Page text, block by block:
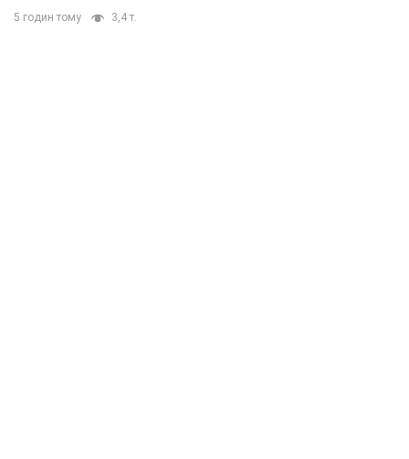
5 годин тому 3,4 т.